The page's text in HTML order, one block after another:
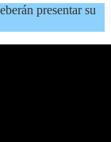
presentar su